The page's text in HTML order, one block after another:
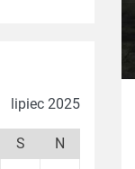
lipiec 2025
S
N